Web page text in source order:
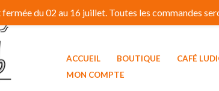
ACCUEIL BOUTIQUE CAFÉ
MON COMPTE
fermée du 02 au 16 juillet. Toutes les commandes